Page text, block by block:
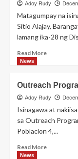
Adoy Rudy
Matagumpay na
Sitio Alajay,
lamang ika-28 ng
Read MoreRead
Program,
isinagawa
sa
Talakag,
Bukidnon
News
Outreach
Adoy Rudy
Isinagawa at
sa Outreach
Poblacion 4,...
Read MoreRead
News